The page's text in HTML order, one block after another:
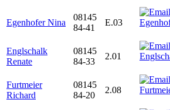
Egenhofer Nina
08145
84-41
E.03
Englschalk
Renate
08145
84-33
2.01
Furtmeier
Richard
08145
84-20
2.08